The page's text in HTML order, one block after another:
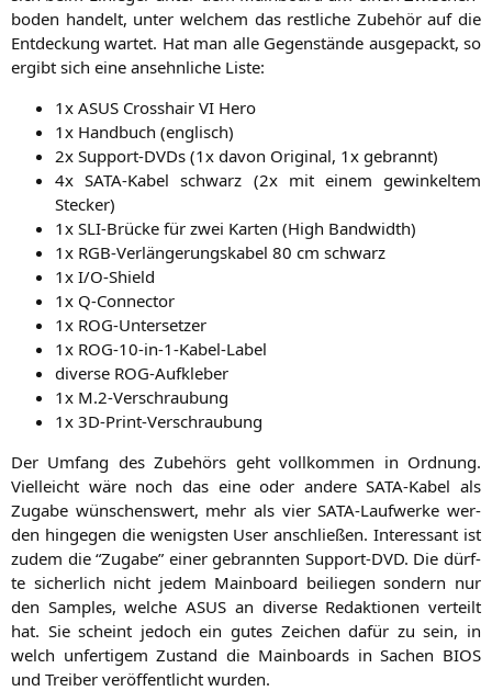
bo­den han­delt, unter wel­chem das rest­li­che Zube­hör auf die
Ent­de­ckung war­tet. Hat man alle Gegen­stän­de aus­ge­packt, so
ergibt sich eine ansehn­li­che Liste:
1x ASUS Cross­hair VI Hero
1x Hand­buch (eng­lisch)
2x Sup­port-DVDs (1x davon Ori­gi­nal, 1x gebrannt)
4x SATA-Kabel schwarz (2x mit einem gewin­kel­tem
Stecker)
1x SLI-Brü­cke für zwei Kar­ten (High Bandwidth)
1x RGB-Ver­län­ge­rungs­ka­bel 80 cm schwarz
1x I/O‑Shield
1x Q‑Connector
1x ROG-Unter­set­zer
1x ROG-10-in-1-Kabel-Label
diver­se ROG-Aufkleber
1x M.2‑Verschraubung
1x 3D-Print-Ver­schrau­bung
Der Umfang des Zube­hörs geht voll­kom­men in Ord­nung.
Viel­leicht wäre noch das eine oder ande­re SATA-Kabel als
Zuga­be wün­schens­wert, mehr als vier SATA-Lauf­wer­ke wer­
den hin­ge­gen die wenigs­ten User anschlie­ßen. Inter­es­sant ist
zudem die “Zuga­be” einer gebrann­ten Sup­port-DVD. Die dürf­
te sicher­lich nicht jedem Main­board bei­lie­gen son­dern nur
den Samples, wel­cheASUS an diver­se Redak­tio­nen ver­teilt
hat. Sie scheint jedoch ein gutes Zei­chen dafür zu sein, in
welch unfer­ti­gem Zustand die Main­boards in Sachen BIOS
und Trei­ber ver­öf­fent­licht wurden.